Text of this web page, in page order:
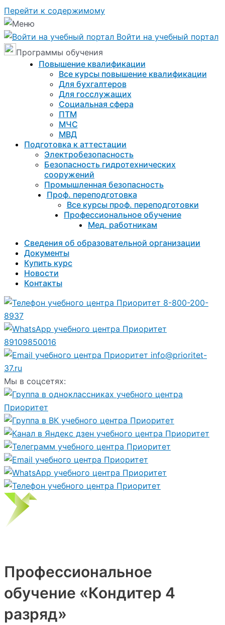
Перейти к содержимому
Войти на учебный портал
Программы обучения
Повышение квалификации
Все курсы повышение квалификации
Для бухгалтеров
Для госслужащих
Социальная сфера
ПТМ
МЧС
МВД
Подготовка к aттестации
Электробезопасность
Безопасность гидротехнических
сооружений
Промышленная безопасность
Проф. переподготовка
Все курсы проф. переподготовки
Профессиональное обучение
Мед. работникам
Сведения об образовательной организации
Документы
Купить курс
Новости
Контакты
8-800-200-
8937
89109850016
info@prioritet-
37.ru
Мы в соцсетях:
Профессиональное
обучение «Кондитер 4
разряд»